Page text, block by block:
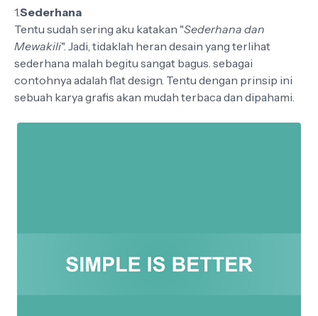
1.Sederhana
Tentu sudah sering aku katakan "Sederhana dan
Mewakili". Jadi, tidaklah heran desain yang terlihat
sederhana malah begitu sangat bagus. sebagai
contohnya adalah flat design. Tentu dengan prinsip ini
sebuah karya grafis akan mudah terbaca dan dipahami.